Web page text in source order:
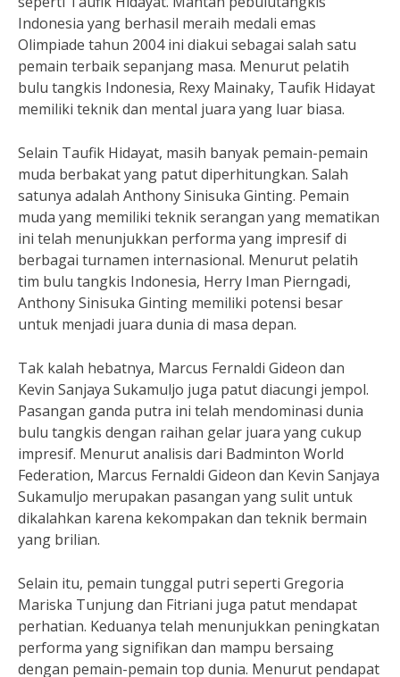
Indonesia yang berhasil meraih medali emas
Olimpiade tahun 2004 ini diakui sebagai salah satu
pemain terbaik sepanjang masa. Menurut pelatih
bulu tangkis Indonesia, Rexy Mainaky, Taufik Hidayat
memiliki teknik dan mental juara yang luar biasa.
Selain Taufik Hidayat, masih banyak pemain-pemain
muda berbakat yang patut diperhitungkan. Salah
satunya adalah Anthony Sinisuka Ginting. Pemain
muda yang memiliki teknik serangan yang mematikan
ini telah menunjukkan performa yang impresif di
berbagai turnamen internasional. Menurut pelatih
tim bulu tangkis Indonesia, Herry Iman Pierngadi,
Anthony Sinisuka Ginting memiliki potensi besar
untuk menjadi juara dunia di masa depan.
Tak kalah hebatnya, Marcus Fernaldi Gideon dan
Kevin Sanjaya Sukamuljo juga patut diacungi jempol.
Pasangan ganda putra ini telah mendominasi dunia
bulu tangkis dengan raihan gelar juara yang cukup
impresif. Menurut analisis dari Badminton World
Federation, Marcus Fernaldi Gideon dan Kevin Sanjaya
Sukamuljo merupakan pasangan yang sulit untuk
dikalahkan karena kekompakan dan teknik bermain
yang brilian.
Selain itu, pemain tunggal putri seperti Gregoria
Mariska Tunjung dan Fitriani juga patut mendapat
perhatian. Keduanya telah menunjukkan peningkatan
performa yang signifikan dan mampu bersaing
dengan pemain-pemain top dunia. Menurut pendapat